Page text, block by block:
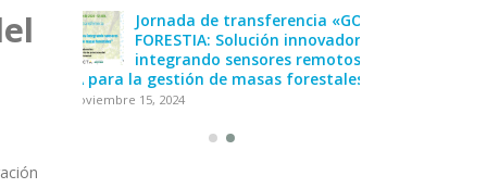
Jornada de transferencia «GO
FORESTIA: Solución innovadora
integrando sensores remotos e
IA para la gestión de masas forestales»
noviembre 15, 2024